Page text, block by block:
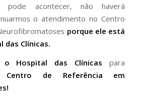
pode acontecer, não haverá
o atendimento no Centro
porque ele está
das Clínicas.
o Hospital das Clínicas para
Centro de Referência em